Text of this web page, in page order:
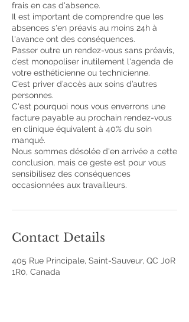
frais en cas d'absence.
Il est important de comprendre que les
absences s'en préavis au moins 24h à
l'avance ont des conséquences.
Passer outre un rendez-vous sans préavis,
c’est monopoliser inutilement l'agenda de
votre esthéticienne ou technicienne.
C’est priver d’accès aux soins d’autres
personnes.
C'est pourquoi nous vous enverrons une
facture payable au prochain rendez-vous
en clinique équivalent à 40% du soin
manqué.
Nous sommes désolée d'en arrivée a cette
conclusion, mais ce geste est pour vous
sensibilisez des conséquences
occasionnées aux travailleurs.
Contact Details
405 Rue Principale, Saint-Sauveur, QC J0R
1R0, Canada